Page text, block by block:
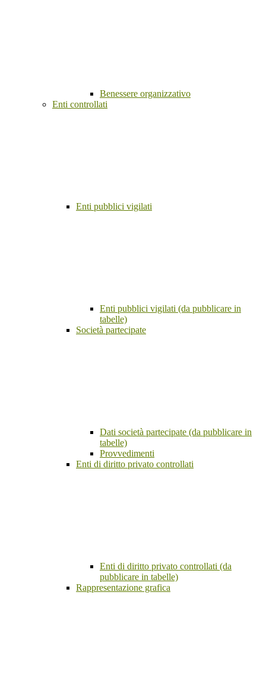
Benessere organizzativo
Enti controllati
Enti pubblici vigilati
Enti pubblici vigilati (da pubblicare in
tabelle)
Società partecipate
Dati società partecipate (da pubblicare in
tabelle)
Provvedimenti
Enti di diritto privato controllati
Enti di diritto privato controllati (da
pubblicare in tabelle)
Rappresentazione grafica